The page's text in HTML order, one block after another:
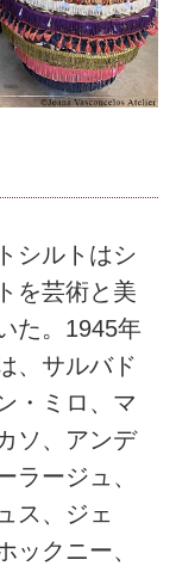
シルトはシ
を芸術と美
た。1945年
、サルバド
・ミロ、マ
ソ、アンデ
ラージュ、
ス、ジェ
ックニー、